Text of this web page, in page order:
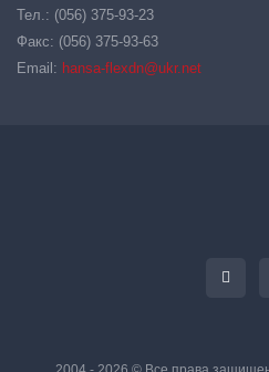
Тел.: (056) 375-93-23
Факс: (056) 375-93-63
Email: hansa-flexdn@ukr.net